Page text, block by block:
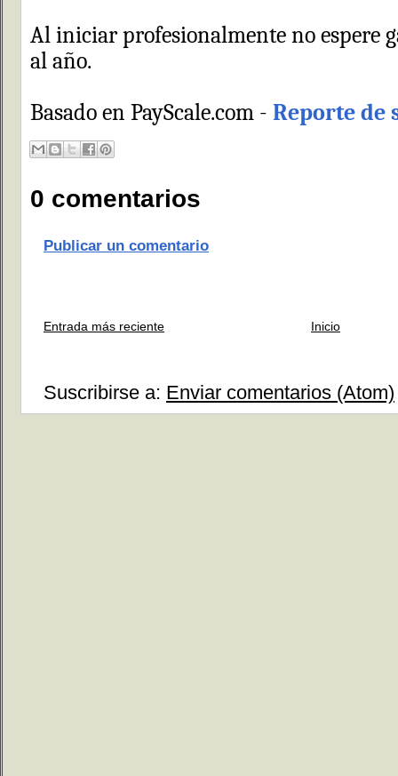
Al iniciar profesionalmente no espere
al año.
Basado en PayScale.com - Reporte de
0 comentarios
Publicar un comentario
Entrada más reciente Inicio
Suscribirse a: Enviar comentarios (Atom)